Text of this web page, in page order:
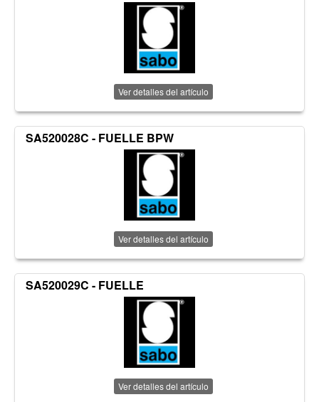
Ver detalles del artículo
SA520028C - FUELLE BPW
Ver detalles del artículo
SA520029C - FUELLE
Ver detalles del artículo